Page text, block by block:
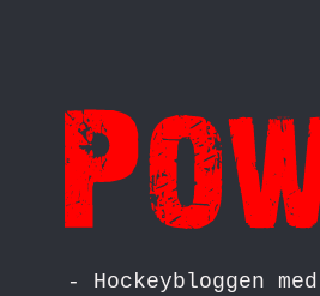
- Hockeybloggen